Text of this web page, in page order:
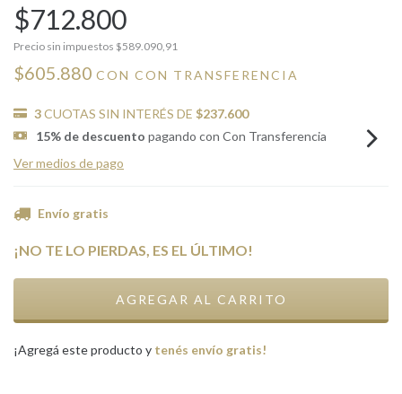
$712.800
Precio sin impuestos $589.090,91
$605.880 CON CON TRANSFERENCIA
3CUOTAS SIN INTERÉS DE $237.600
15% de descuento pagando con Con Transferencia
Ver medios de pago
Envío gratis
¡NO TE LO PIERDAS, ES EL ÚLTIMO!
¡Agregá este producto y tenés envío gratis!